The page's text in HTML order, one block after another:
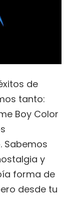
de
tanto:
Boy Color
Sabemos
y
forma de
desde tu